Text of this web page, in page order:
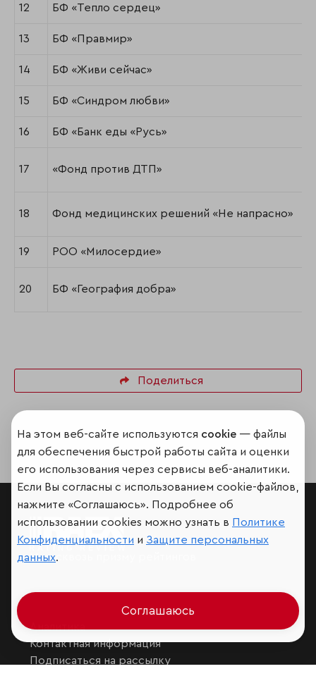
12 БФ «Тепло сердец»
13 БФ «Правмир»
14 БФ «Живи сейчас»
15 БФ «Синдром любви»
16 БФ «Банк еды «Русь»
17 «Фонд против ДТП»
18 Фонд медицинских решений «Не напрасно»
19 РОО «Милосердие»
20 БФ «География добра»
Поделиться
Мир сквозь призму рейтингов
Аналитика
Контактная информация
Подписаться на рассылку
На этом веб-сайте используются cookie — файлы
для обеспечения быстрой работы сайта и оценки
его использования через сервисы веб-аналитики.
Если Вы согласны с использованием cookie-файлов,
нажмите «Соглашаюсь». Подробнее об
использовании cookies можно узнать в Политике
Конфиденциальности и Защите персональных
данных.
Соглашаюсь